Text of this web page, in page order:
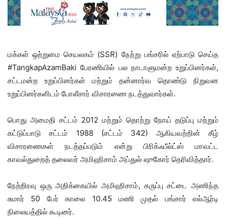
மக்கள் ஒற்றுமை செயலகம் (SSR) நேற்று பங்சரில் ஏற்பாடு செய்த
#TangkapAzamBaki பேரணியில் பல நாடாளுமன்ற உறுப்பினர்கள்,
சட்டமன்ற உறுப்பினர்கள் மற்றும் தன்னார்வ தொண்டு நிறுவன
உறுப்பினர்களிடம் போலீசார் விசாரணை நடத்துவார்கள்.
பொது அமைதி சட்டம் 2012 மற்றும் தொற்று நோய் தடுப்பு மற்றும்
கட்டுப்பாடு சட்டம் 1988 (சட்டம் 342) ஆகியவற்றின் கீழ்
விசாரணைகள் நடத்தப்படும் என்று பிரிக்ஃபீல்ட்ஸ் மாவட்ட
காவல்துறைத் தலைவர் அமிஹிசாம் அப்துல் ஷுகோர் தெரிவித்தார்.
நேற்றிரவு ஒரு அறிக்கையில் அமிஹிசாம், கருப்பு சட்டை அணிந்த
சுமார் 50 பேர் காலை 10.45 மணி முதல் பங்சார் எல்ஆர்டி
நிலையத்தில் கூடினர்.